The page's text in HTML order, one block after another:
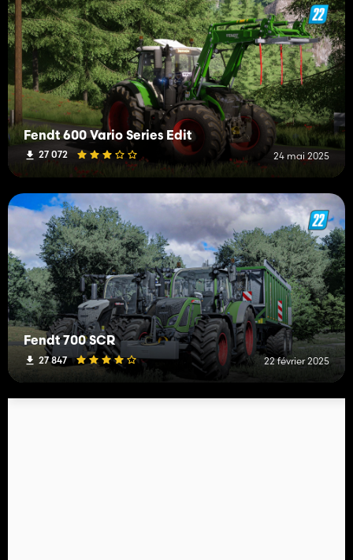
Fendt 600 Vario Series Edit
27 072 24 mai 2025
Fendt 700 SCR
27 847 22 février 2025